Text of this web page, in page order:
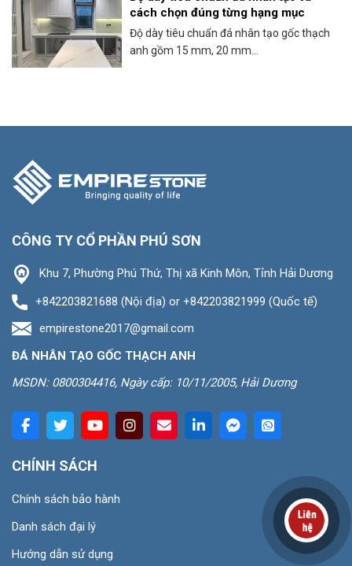
cách chọn đúng từng hạng mục
Độ dày tiêu chuẩn đá nhân tạo gốc thạch
anh gồm 15 mm, 20 mm...
CÔNG TY CỔ PHẦN PHÚ SƠN
Khu 7, Phường Phú Thứ, Thị xã Kinh Môn, Tỉnh Hải Dương
+842203821688 (Nội địa) or +842203821999 (Quốc tế)
empirestone2017@gmail.com
ĐÁ NHÂN TẠO GỐC THẠCH ANH
MSDN: 0800304416, Ngày cấp: 10/11/2005, Hải Dương
CHÍNH SÁCH
Chính sách bảo hành
Danh sách đại lý
Hướng dẫn sử dụng